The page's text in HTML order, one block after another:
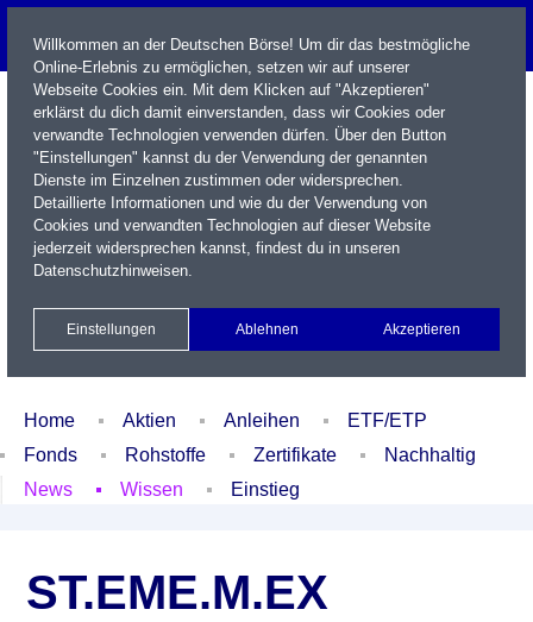
Name / WKN / ISIN / Kürzel
Xetra Realtime
Watchlist Portfolio Login
Home Aktien Anleihen
ETF/ETP
Fonds
Rohstoffe Zertifikate
Nachhaltig
News
Wissen Einstieg
ST.EME.M.EX
Willkommen an der Deutschen Börse! Um dir das bestmögliche
Online-Erlebnis zu ermöglichen, setzen wir auf unserer
Webseite Cookies ein. Mit dem Klicken auf "Akzeptieren"
erklärst du dich damit einverstanden, dass wir Cookies oder
verwandte Technologien verwenden dürfen. Über den Button
"Einstellungen" kannst du der Verwendung der genannten
Dienste im Einzelnen zustimmen oder widersprechen.
Detaillierte Informationen und wie du der Verwendung von
Cookies und verwandten Technologien auf dieser Website
jederzeit widersprechen kannst, findest du in unseren
Datenschutzhinweisen.
Einstellungen Ablehnen Akzeptieren